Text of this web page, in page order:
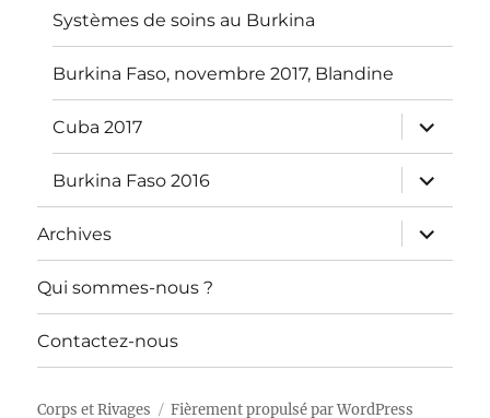
Systèmes de soins au Burkina
Burkina Faso, novembre 2017, Blandine
Cuba 2017
ouvrir
le
sous-
menu
Burkina Faso 2016
ouvrir
le
sous-
menu
Archives
ouvrir
le
sous-
Qui sommes-nous ?
Contactez-nous
Corps et Rivages Fièrement propulsé par WordPress